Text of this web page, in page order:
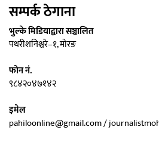
सम्पर्क ठेगाना
भुल्के मिडियाद्वारा सञ्चालित
पथरीशनिश्चरे–१, मोरङ
फोन नं.
९८४२०४७१४२
इमेल
pahiloonline@gmail.com /